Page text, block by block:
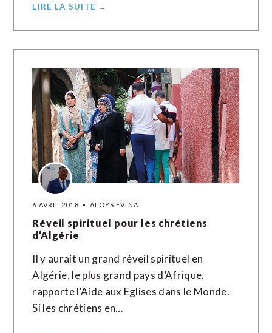
LIRE LA SUITE →
6 AVRIL 2018 ALOYS EVINA
Réveil spirituel pour les chrétiens
d’Algérie
Il y aurait un grand réveil spirituel en
Algérie, le plus grand pays d’Afrique,
rapporte l'Aide aux Eglises dans le Monde.
Si les chrétiens en…